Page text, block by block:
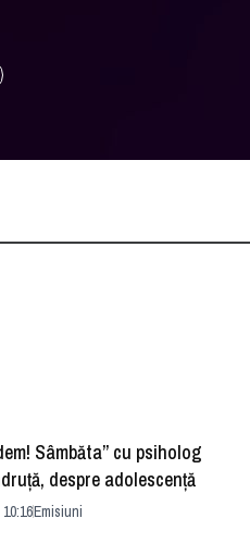
Sâmbăta” cu psiholog
despre adolescență
Emisiuni